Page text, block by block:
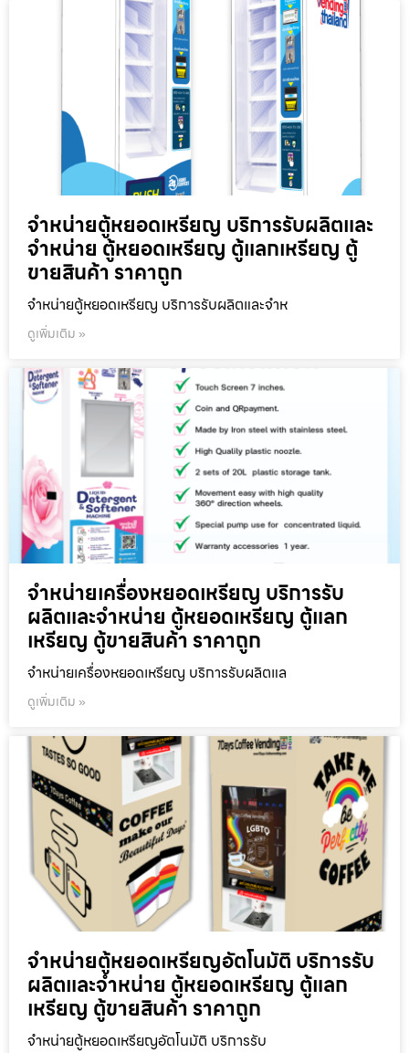
จำหน่ายตู้หยอดเหรียญ บริการรับผลิตและ
จำหน่าย ตู้หยอดเหรียญ ตู้แลกเหรียญ ตู้
ขายสินค้า ราคาถูก
จำหน่ายตู้หยอดเหรียญ บริการรับผลิตและจำห
ดูเพิ่มเติม »
จำหน่ายเครื่องหยอดเหรียญ บริการรับ
ผลิตและจำหน่าย ตู้หยอดเหรียญ ตู้แลก
เหรียญ ตู้ขายสินค้า ราคาถูก
จำหน่ายเครื่องหยอดเหรียญ บริการรับผลิตแล
ดูเพิ่มเติม »
จำหน่ายตู้หยอดเหรียญ​อัตโนมัติ บริการรับ
ผลิตและจำหน่าย ตู้หยอดเหรียญ ตู้แลก
เหรียญ ตู้ขายสินค้า ราคาถูก
จำหน่ายตู้หยอดเหรียญ​อัตโนมัติ บริการรับ